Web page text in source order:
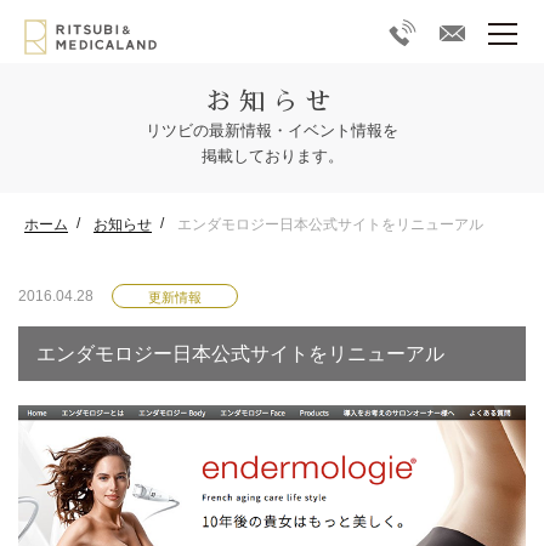
お知らせ
リツビの最新情報・イベント情報を
掲載しております。
ホーム お知らせ エンダモロジー日本公式サイトをリニューアル
2016.04.28 更新情報
エンダモロジー日本公式サイトをリニューアル